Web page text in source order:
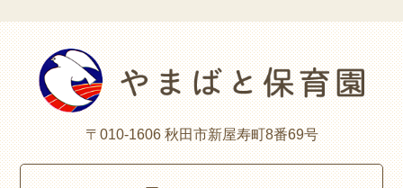
〒010-1606 秋田市新屋寿町8番69号